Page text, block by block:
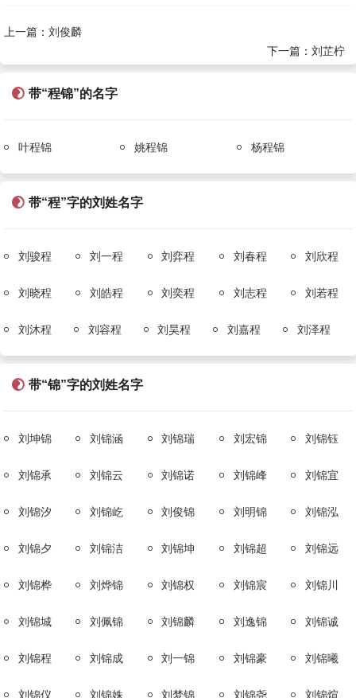
上一篇： 刘俊麟
下一篇：刘芷柠
带“程锦”的名字
叶程锦 姚程锦 杨程锦
带“程”字的刘姓名字
刘骏程 刘一程 刘弈程 刘春程 刘欣程
刘晓程 刘皓程 刘奕程 刘志程 刘若程
刘沐程 刘容程 刘昊程 刘嘉程 刘泽程
带“锦”字的刘姓名字
刘坤锦 刘锦涵 刘锦瑞 刘宏锦 刘锦钰
刘锦承 刘锦云 刘锦诺 刘锦峰 刘锦宜
刘锦汐 刘锦屹 刘俊锦 刘明锦 刘锦泓
刘锦夕 刘锦洁 刘锦坤 刘锦超 刘锦远
刘锦桦 刘烨锦 刘锦权 刘锦宸 刘锦川
刘锦城 刘佩锦 刘锦麟 刘逸锦 刘锦诚
刘锦程 刘锦成 刘一锦 刘锦豪 刘锦曦
刘锦仪 刘锦姝 刘梦锦 刘锦尧 刘锦煊